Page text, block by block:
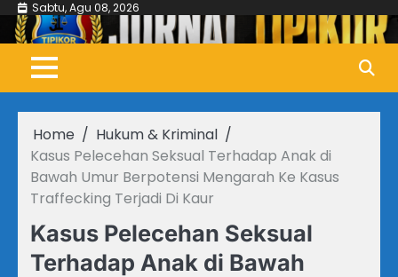
Skip
content
Sabtu, Agu 08, 2026
Home
Hukum & Kriminal
Kasus Pelecehan Seksual Terhadap Anak di
Bawah Umur Berpotensi Mengarah Ke Kasus
Traffecking Terjadi Di Kaur
Kasus Pelecehan Seksual
Terhadap Anak di Bawah